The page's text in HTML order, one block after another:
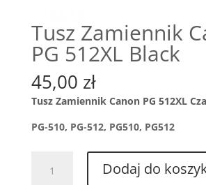
Tusz Zamiennik
PG 512XL Black
45,00 zł
Tusz Zamiennik Canon PG 512XL
PG-510, PG-512, PG510, PG512
Dodaj do